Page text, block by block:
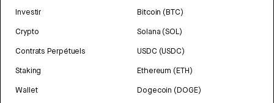
Investir
Crypto
Contrats Perpétuels
Staking
Wallet
Bitcoin (BTC)
Solana (SOL)
USDC (USDC)
Ethereum (ETH)
Dogecoin (DOGE)